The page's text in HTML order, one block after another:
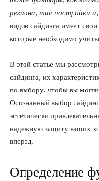
региона, тип постройки
видов сайдинга имеет
которые необходимо
В этой статье мы
сайдинга, их
по выбору, чтобы вы
Осознанный выбор
эстетически
надежную защиту ваших
вперед.
Определение